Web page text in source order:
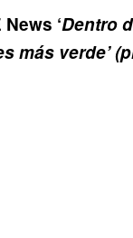
‘Dentro
más verde’